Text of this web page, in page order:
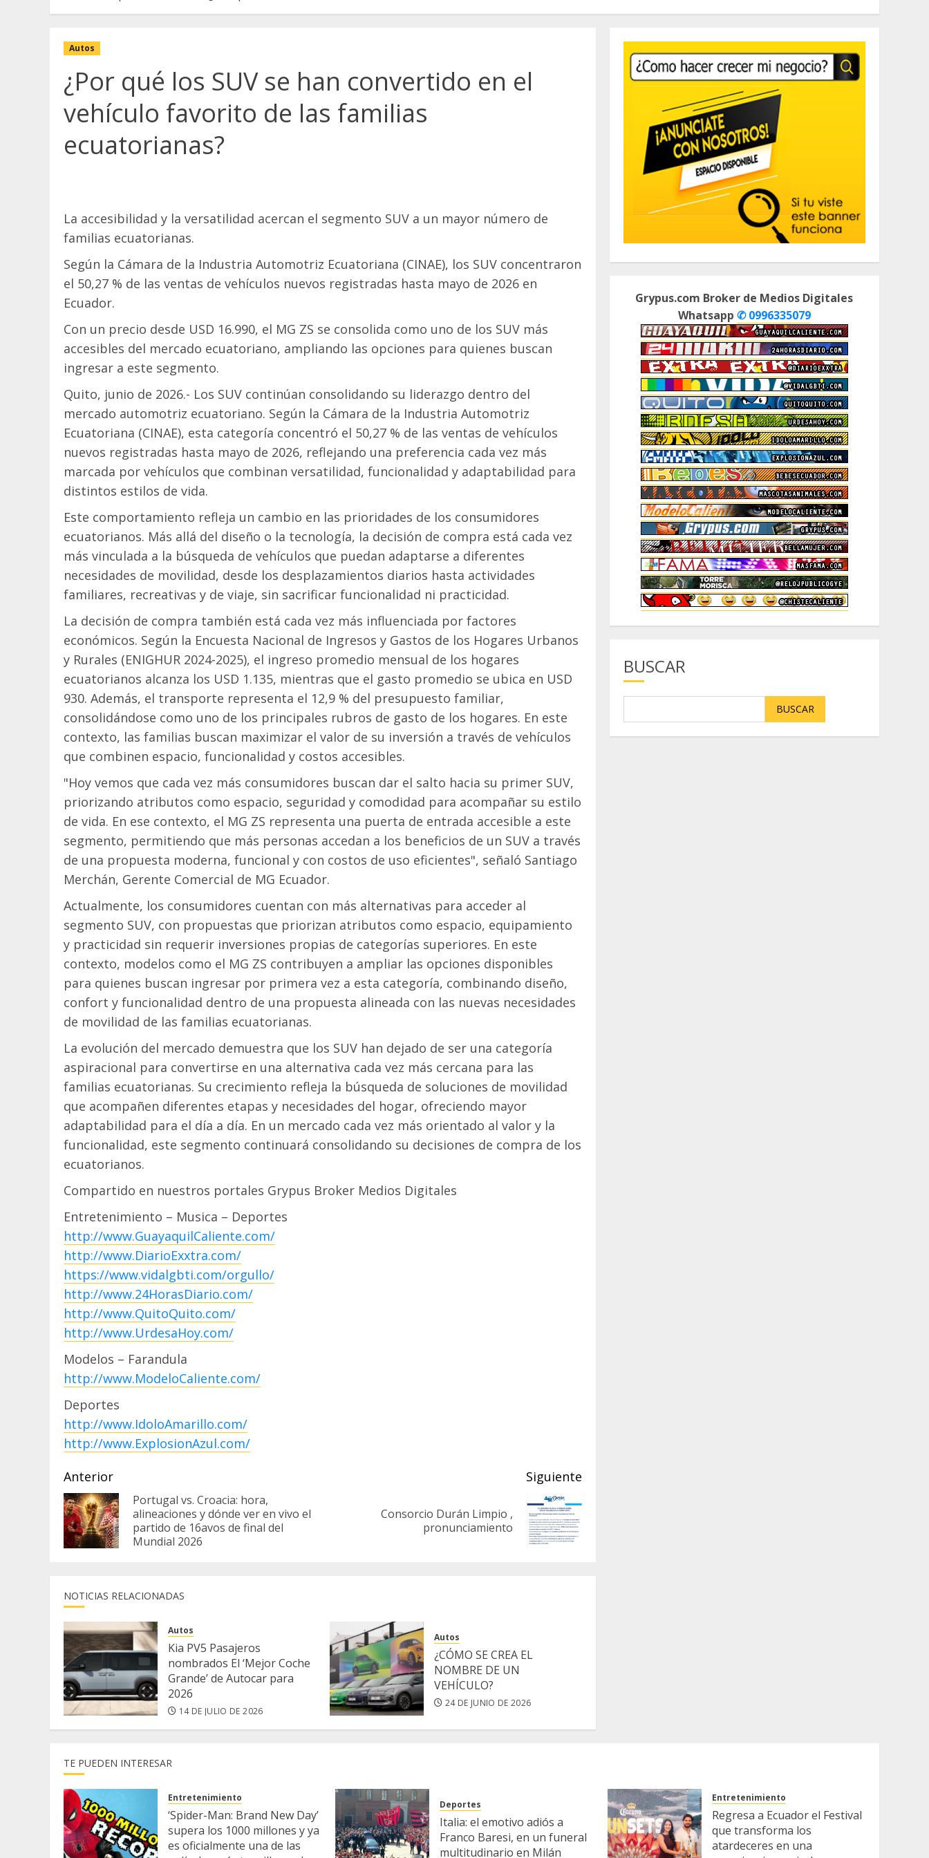
Autos
¿Por qué los SUV se han convertido en el
vehículo favorito de las familias
ecuatorianas?
La accesibilidad y la versatilidad acercan el segmento SUV a un mayor número de
familias ecuatorianas.
Según la Cámara de la Industria Automotriz Ecuatoriana (CINAE), los SUV concentraron
el 50,27 % de las ventas de vehículos nuevos registradas hasta mayo de 2026 en
Ecuador.
Con un precio desde USD 16.990, el MG ZS se consolida como uno de los SUV más
accesibles del mercado ecuatoriano, ampliando las opciones para quienes buscan
ingresar a este segmento.
Quito, junio de 2026.- Los SUV continúan consolidando su liderazgo dentro del
mercado automotriz ecuatoriano. Según la Cámara de la Industria Automotriz
Ecuatoriana (CINAE), esta categoría concentró el 50,27 % de las ventas de vehículos
nuevos registradas hasta mayo de 2026, reflejando una preferencia cada vez más
marcada por vehículos que combinan versatilidad, funcionalidad y adaptabilidad para
distintos estilos de vida.
Este comportamiento refleja un cambio en las prioridades de los consumidores
ecuatorianos. Más allá del diseño o la tecnología, la decisión de compra está cada vez
más vinculada a la búsqueda de vehículos que puedan adaptarse a diferentes
necesidades de movilidad, desde los desplazamientos diarios hasta actividades
familiares, recreativas y de viaje, sin sacrificar funcionalidad ni practicidad.
La decisión de compra también está cada vez más influenciada por factores
económicos. Según la Encuesta Nacional de Ingresos y Gastos de los Hogares Urbanos
y Rurales (ENIGHUR 2024-2025), el ingreso promedio mensual de los hogares
ecuatorianos alcanza los USD 1.135, mientras que el gasto promedio se ubica en USD
930. Además, el transporte representa el 12,9 % del presupuesto familiar,
consolidándose como uno de los principales rubros de gasto de los hogares. En este
contexto, las familias buscan maximizar el valor de su inversión a través de vehículos
que combinen espacio, funcionalidad y costos accesibles.
"Hoy vemos que cada vez más consumidores buscan dar el salto hacia su primer SUV,
priorizando atributos como espacio, seguridad y comodidad para acompañar su estilo
de vida. En ese contexto, el MG ZS representa una puerta de entrada accesible a este
segmento, permitiendo que más personas accedan a los beneficios de un SUV a través
de una propuesta moderna, funcional y con costos de uso eficientes", señaló Santiago
Merchán, Gerente Comercial de MG Ecuador.
Actualmente, los consumidores cuentan con más alternativas para acceder al
segmento SUV, con propuestas que priorizan atributos como espacio, equipamiento
y practicidad sin requerir inversiones propias de categorías superiores. En este
contexto, modelos como el MG ZS contribuyen a ampliar las opciones disponibles
para quienes buscan ingresar por primera vez a esta categoría, combinando diseño,
confort y funcionalidad dentro de una propuesta alineada con las nuevas necesidades
de movilidad de las familias ecuatorianas.
La evolución del mercado demuestra que los SUV han dejado de ser una categoría
aspiracional para convertirse en una alternativa cada vez más cercana para las
familias ecuatorianas. Su crecimiento refleja la búsqueda de soluciones de movilidad
que acompañen diferentes etapas y necesidades del hogar, ofreciendo mayor
adaptabilidad para el día a día. En un mercado cada vez más orientado al valor y la
funcionalidad, este segmento continuará consolidando su decisiones de compra de los
ecuatorianos.
Compartido en nuestros portales Grypus Broker Medios Digitales
Entretenimiento – Musica – Deportes
http://www.GuayaquilCaliente.com/
http://www.DiarioExxtra.com/
https://www.vidalgbti.com/orgullo/
http://www.24HorasDiario.com/
http://www.QuitoQuito.com/
http://www.UrdesaHoy.com/
Modelos – Farandula
http://www.ModeloCaliente.com/
Deportes
http://www.IdoloAmarillo.com/
http://www.ExplosionAzul.com/
Sigue
leyendo
Anterior
Portugal vs. Croacia: hora,
alineaciones y dónde ver en vivo el
partido de 16avos de final del
Mundial 2026
Siguiente
Consorcio Durán Limpio ,
pronunciamiento
NOTICIAS RELACIONADAS
Autos
Kia PV5 Pasajeros
nombrados El ‘Mejor Coche
Grande’ de Autocar para
2026
14 DE JULIO DE 2026
Autos
¿CÓMO SE CREA EL
NOMBRE DE UN
VEHÍCULO?
24 DE JUNIO DE 2026
Grypus.com Broker de Medios Digitales
Whatsapp ✆ 0996335079
BUSCAR
BUSCAR
TE PUEDEN INTERESAR
Entretenimiento
‘Spider-Man: Brand New Day’
supera los 1000 millones y ya
es oficialmente una de las
Deportes
Italia: el emotivo adiós a
Franco Baresi, en un funeral
multitudinario en Milán
Entretenimiento
Regresa a Ecuador el Festival
que transforma los
atardeceres en una